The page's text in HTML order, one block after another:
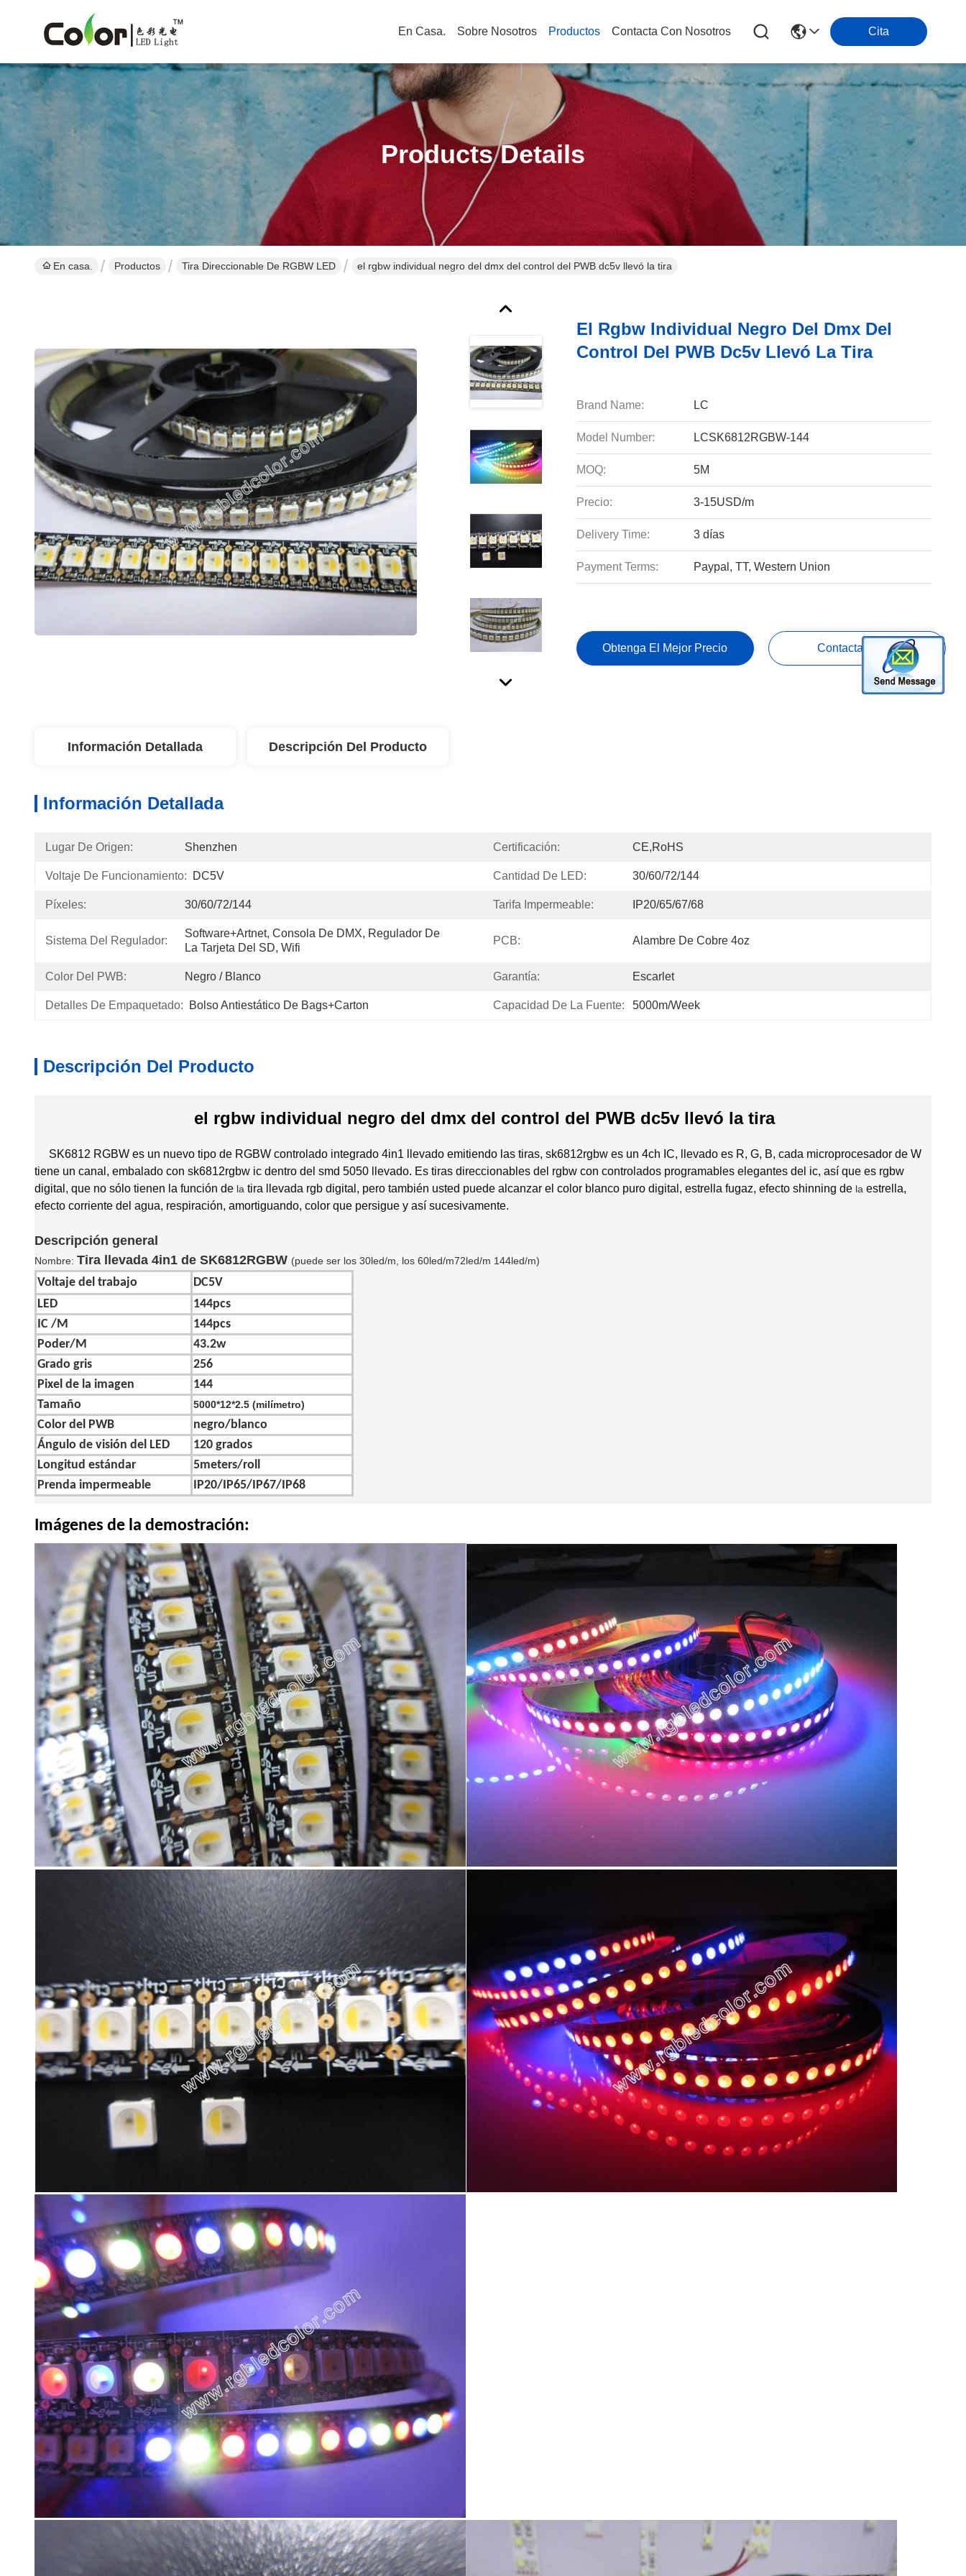
En Casa. Sobre Nosotros Productos Contacta Con Nosotros Cita
Products Details
En casa. Productos Tira Direccionable De RGBW LED el rgbw individual negro del dmx del control del PWB dc5v llevó la tira
El Rgbw Individual Negro Del Dmx Del
Control Del PWB Dc5v Llevó La Tira
Brand Name: LC
Model Number: LCSK6812RGBW-144
MOQ: 5M
Precio: 3-15USD/m
Delivery Time: 3 días
Payment Terms: Paypal, TT, Western Union
Obtenga El Mejor Precio Contacta Ahora
Información Detallada Descripción Del Producto
Información Detallada
Lugar De Origen: Shenzhen Certificación: CE,RoHS
Voltaje De Funcionamiento: DC5V Cantidad De LED: 30/60/72/144
Píxeles: 30/60/72/144 Tarifa Impermeable: IP20/65/67/68
Sistema Del Regulador:
Software+Artnet, Consola De DMX, Regulador De
La Tarjeta Del SD, Wifi
PCB: Alambre De Cobre 4oz
Color Del PWB: Negro / Blanco Garantía: Escarlet
Detalles De Empaquetado: Bolso Antiestático De Bags+carton Capacidad De La Fuente: 5000m/week
Descripción Del Producto
el rgbw individual negro del dmx del control del PWB dc5v llevó la tira
SK6812 RGBW es un nuevo tipo de RGBW controlado integrado 4in1 llevado emitiendo las tiras, sk6812rgbw es un 4ch IC, llevado es R, G, B, cada microprocesador de W
tiene un canal, embalado con sk6812rgbw ic dentro del smd 5050 llevado. Es tiras direccionables del rgbw con controlados programables elegantes del ic, así que es rgbw
digital, que no sólo tienen la función de la tira llevada rgb digital, pero también usted puede alcanzar el color blanco puro digital, estrella fugaz, efecto shinning de la estrella,
efecto corriente del agua, respiración, amortiguando, color que persigue y así sucesivamente.
Descripción general
Nombre: Tira llevada 4in1 de SK6812RGBW (puede ser los 30led/m, los 60led/m72led/m 144led/m)
Voltaje del trabajo
DC5V
LED
144pcs
IC /M
144pcs
Poder/M
43.2w
Grado gris
256
Pixel de la imagen
144
Tamaño
5000*12*2.5 (milímetro)
Color del PWB
negro/blanco
Ángulo de visión del LED
120 grados
Longitud estándar
5meters/roll
Prenda impermeable
IP20/IP65/IP67/IP68
Imágenes de la demostración: